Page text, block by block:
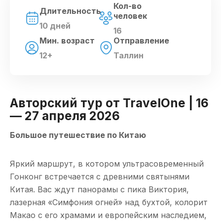
Длительность
10 дней
Кол-во
человек
16
Мин. возраст
12+
Отправление
Таллин
Авторский тур от TravelOne | 16
— 27 апреля 2026
Большое путешествие по Китаю
Яркий маршрут, в котором ультрасовременный
Гонконг встречается с древними святынями
Китая. Вас ждут панорамы с пика Виктория,
лазерная «Симфония огней» над бухтой, колорит
Макао с его храмами и европейским наследием,